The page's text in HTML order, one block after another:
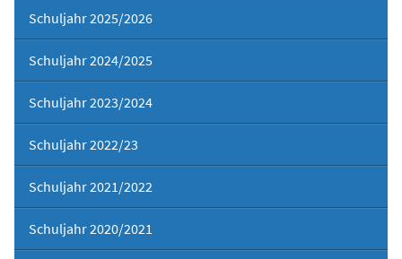
Schuljahr 2025/2026
Schuljahr 2024/2025
Schuljahr 2023/2024
Schuljahr 2022/23
Schuljahr 2021/2022
Schuljahr 2020/2021